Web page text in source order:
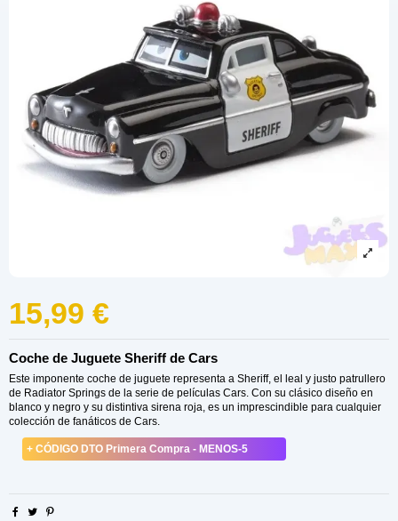
15,99 €
Coche de Juguete Sheriff de Cars
Este imponente coche de juguete representa a Sheriff, el leal y justo patrullero
de Radiator Springs de la serie de películas Cars. Con su clásico diseño en
blanco y negro y su distintiva sirena roja, es un imprescindible para cualquier
colección de fanáticos de Cars.
+ CÓDIGO DTO Primera Compra - MENOS-5